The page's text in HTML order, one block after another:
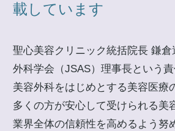
載しています
聖心美容クリニック統括院長 鎌
外科学会（JSAS）理事長という責
美容外科をはじめとする美容医療
多くの方が安心して受けられる美
業界全体の信頼性を高めるよう努